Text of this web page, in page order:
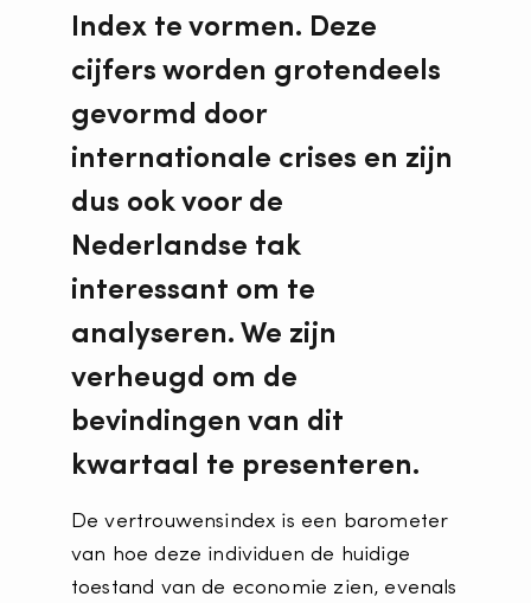
Index te vormen. Deze
cijfers worden grotendeels
gevormd door
internationale crises en zijn
dus ook voor de
Nederlandse tak
interessant om te
analyseren. We zijn
verheugd om de
bevindingen van dit
kwartaal te presenteren.
De vertrouwensindex is een barometer
van hoe deze individuen de huidige
toestand van de economie zien, evenals